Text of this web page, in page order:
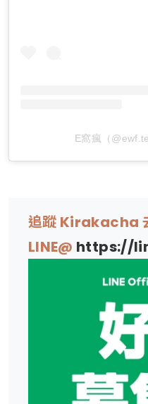
E窩瘋（
追蹤 Kirakacha
LINE@ https://